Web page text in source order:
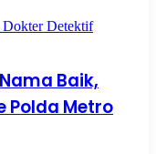
Baik,
Polda Metro